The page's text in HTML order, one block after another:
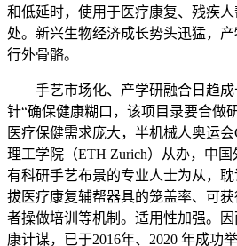
和低延时，使用于医疗康复、残疾
处。新兴生物经济成长势头迅猛，
行外骨骼。
手艺市场化、产学研融合日趋成
针“确保健康糊口，该项目录要合做
医疗保健需求庞大，半机械人奥运
理工学院（ETH Zurich）从办，中
有科研手艺布景的专业人士为从，
拔医疗康复辅帮器具的笼盖率、可
者操做培训等机制。适用性加强。
康计谋，已于2016年、2020 年成功